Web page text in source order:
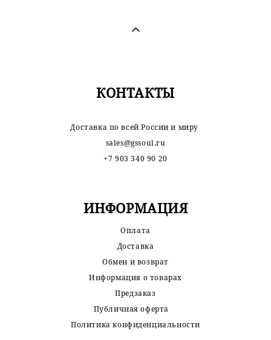
КОНТАКТЫ
Доставка по всей России и миру
sales@gssoul.ru
+7 903 340 90 20
ИНФОРМАЦИЯ
Оплата
Доставка
Обмен и возврат
Информация о товарах
Предзаказ
Публичная оферта
Политика конфиденциальности